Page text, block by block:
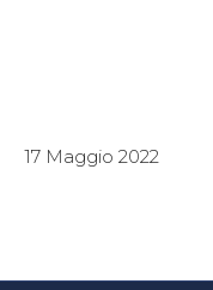
17 Maggio 2022